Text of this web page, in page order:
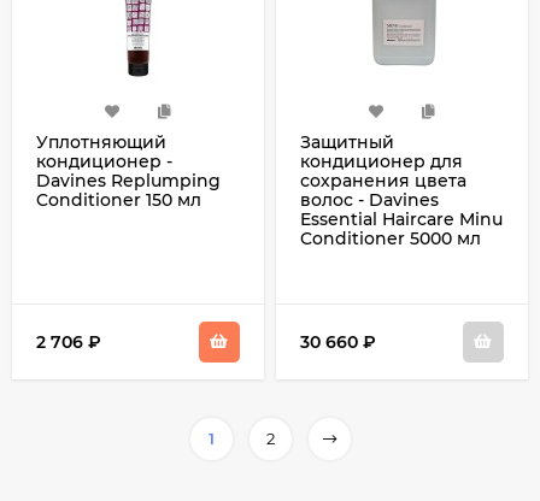
Уплотняющий
кондиционер -
Davines Replumping
Conditioner 150 мл
2 706 ₽
Защитный
кондиционер для
сохранения цвета
волос - Davines
Essential Haircare Minu
Conditioner 5000 мл
30 660 ₽
1 2